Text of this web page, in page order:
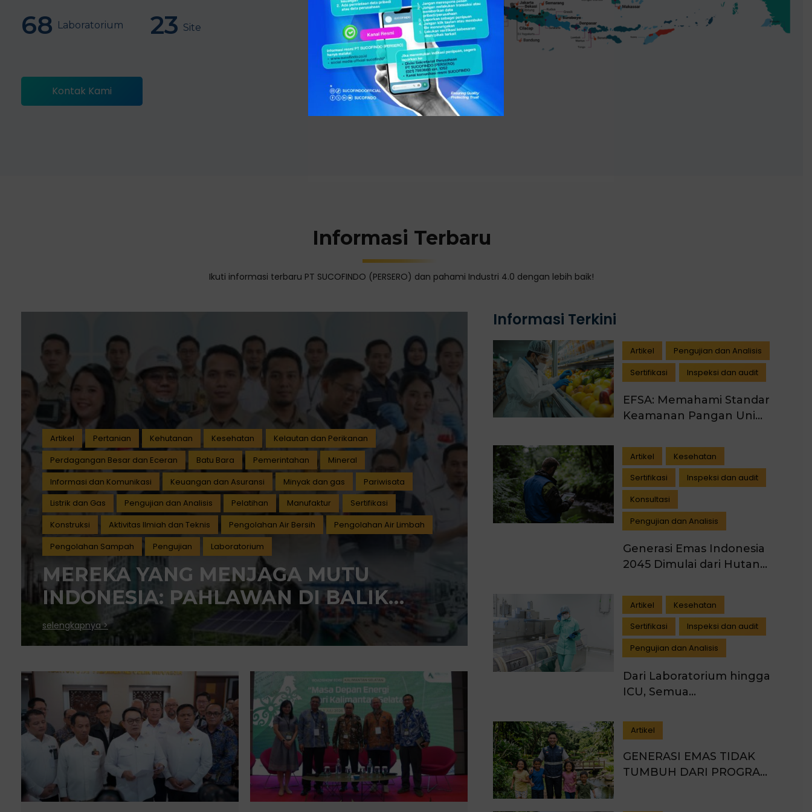
68 Laboratorium 23 Site
Kontak Kami
Informasi Terbaru
Ikuti informasi terbaru PT SUCOFINDO (PERSERO) dan pahami Industri 4.0 dengan lebih baik!
Artikel Pertanian Kehutanan Kesehatan
Kelautan dan Perikanan
Perdagangan Besar dan Eceran
Batu Bara Pemerintahan
Mineral
Informasi dan Komunikasi
Keuangan dan Asuransi Minyak dan gas
Pariwisata
Listrik dan Gas
Pengujian dan Analisis Pelatihan Manufaktur
Sertifikasi
Konstruksi
Aktivitas Ilmiah dan Teknis Pengolahan Air Bersih
Pengolahan Air Limbah
Pengolahan Sampah
Pengujian Laboratorium
MEREKA YANG MENJAGA MUTU
INDONESIA: PAHLAWAN DI BALIK
SETIAP STANDAR INDUSTRI
selengkapnya >
Informasi Terkini
Artikel
Pengujian dan Analisis
Sertifikasi
Inspeksi dan audit
EFSA: Memahami Standar
Keamanan Pangan Uni
Indonesia
Artikel
Kesehatan
Sertifikasi
Inspeksi dan audit
Konsultasi
Pengujian dan Analisis
Generasi Emas Indonesia
2045 Dimulai dari Hutan
Artikel
Kesehatan
Sertifikasi
Inspeksi dan audit
Pengujian dan Analisis
Dari Laboratorium hingga
ICU, Semua
Pengukuran yang Akurat
Artikel
GENERASI EMAS TIDAK
TUMBUH DARI PROGRAM